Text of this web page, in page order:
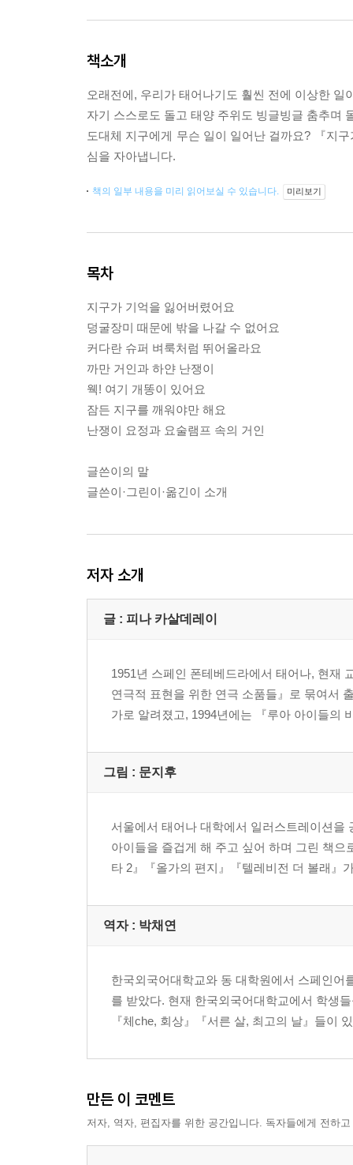
책소개
오래전에, 우리가 태어나기도 훨씬 전에 이상한
자기 스스로도 돌고 태양 주위도 빙글빙글 춤추며
도대체 지구에게 무슨 일이 일어난 걸까요? 『지
심을 자아냅니다.
책의 일부 내용을 미리 읽어보실 수 있습니다. 미리보기
목차
지구가 기억을 잃어버렸어요
덩굴장미 때문에 밖을 나갈 수 없어요
커다란 슈퍼 벼룩처럼 뛰어올라요
까만 거인과 하얀 난쟁이
웩! 여기 개똥이 있어요
잠든 지구를 깨워야만 해요
난쟁이 요정과 요술램프 속의 거인
글쓴이의 말
글쓴이·그린이·옮긴이 소개
저자 소개
글 : 피나 카살데레이
1951년 스페인 폰테베드라에서 태어나, 현재
연극적 표현을 위한 연극 소품들』로 묶여서
가로 알려졌고, 1994년에는 『루아 아이들의
그림 : 문지후
서울에서 태어나 대학에서 일러스트레이션
아이들을 즐겁게 해 주고 싶어 하며 그린 책
타 2』『올가의 편지』『텔레비전 더 볼래』
역자 : 박채연
한국외국어대학교와 동 대학원에서 스페인
를 받았다. 현재 한국외국어대학교에서 학생
『체che, 회상』『서른 살, 최고의 날』들이
만든 이 코멘트
저자, 역자, 편집자를 위한 공간입니다. 독자들에게 전하